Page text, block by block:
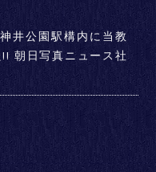
井公園駅構内に当教
朝日写真ニュース社